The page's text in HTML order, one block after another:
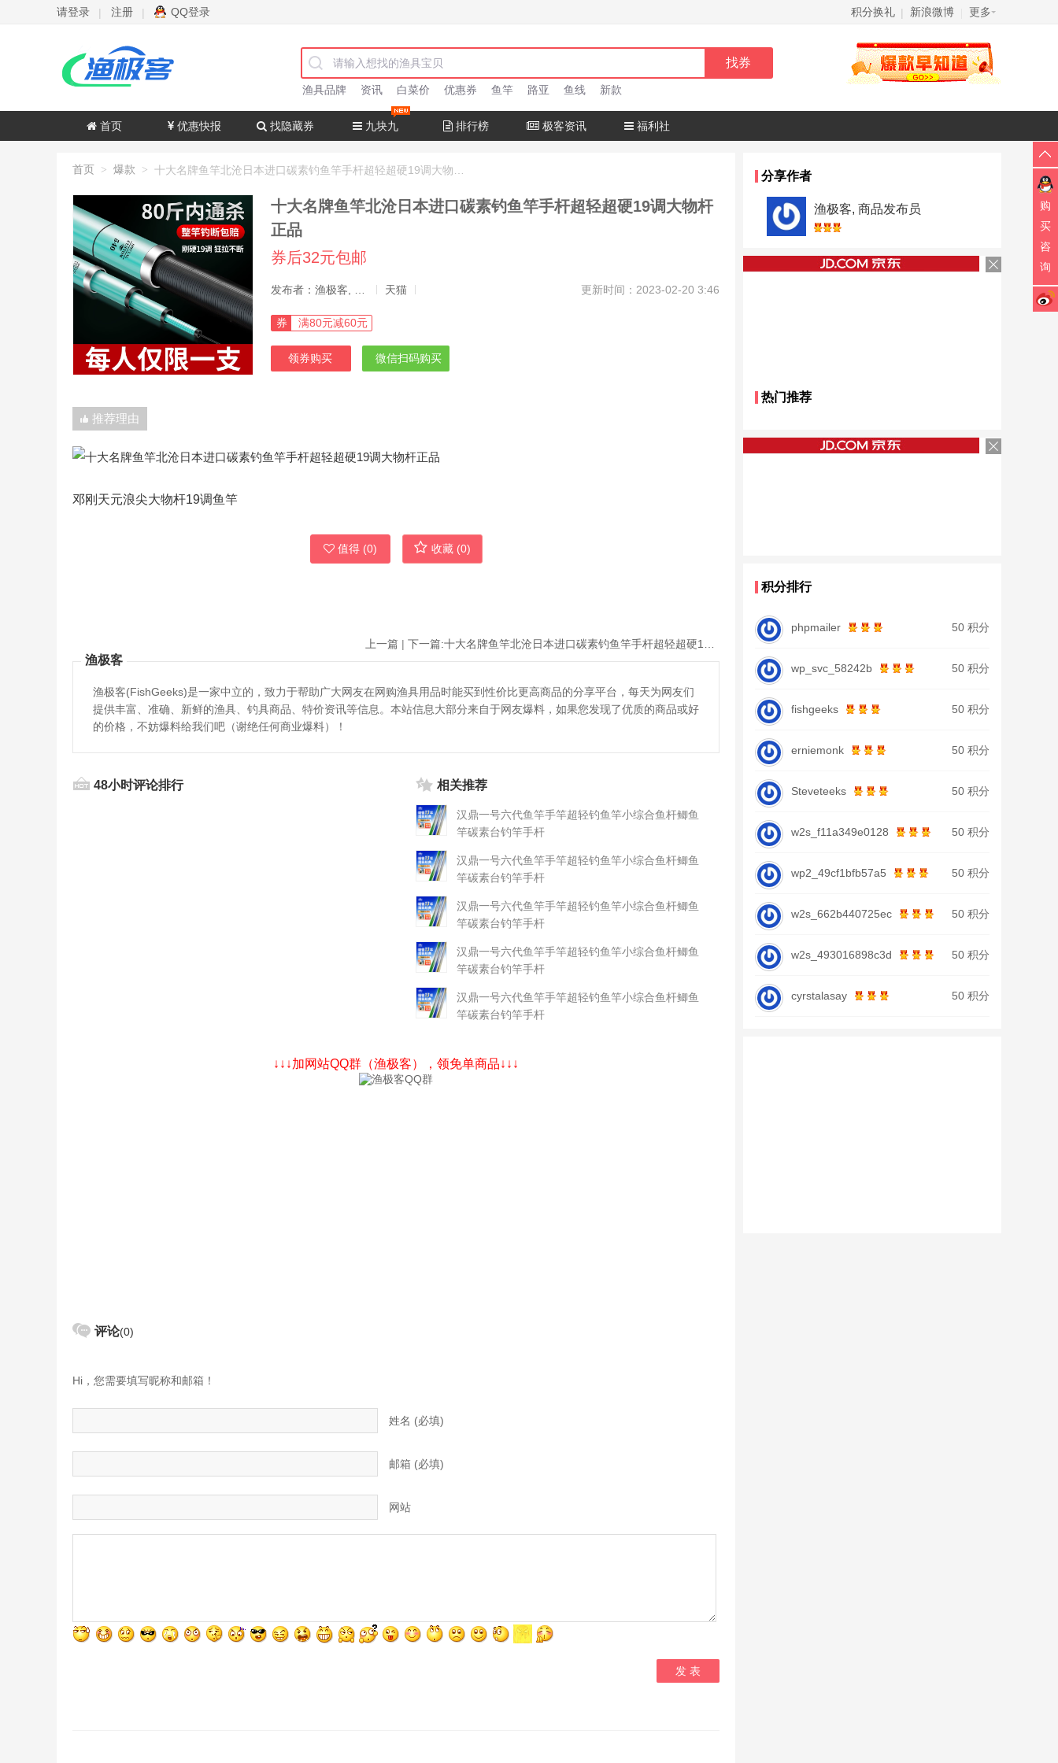
请登录 | 注册 | QQ登录 积分换礼 | 新浪微博 更多
渔具品牌 资讯 白菜价 优惠券 鱼竿 路亚 鱼线 新款
首页 优惠快报 找隐藏券 九块九 排行榜 极客资讯 福利社
首页 > 爆款 >
十大名牌鱼竿北沧日本进口碳素钓鱼竿手杆超轻超硬19调大物杆
正品
券后32元包邮
天猫 更新时间：2023-02-20 3:46
券 满80元减60元
领券购买 微信扫码购买
推荐理由
邓刚天元浪尖大物杆19调鱼竿
值得 (0) 收藏 (0)
上一篇 | 下一篇:
渔极客
渔极客(FishGeeks)是一家中立的，致力于帮助广大网友在网购渔具用品时能买到性价比更高商品的分享平台，每天为网友们
提供丰富、准确、新鲜的渔具、钓具商品、特价资讯等信息。本站信息大部分来自于网友爆料，如果您发现了优质的商品或好
的价格，不妨爆料给我们吧（谢绝任何商业爆料）！
48小时评论排行 相关推荐
汉鼎一号六代鱼竿手竿超轻钓鱼竿小综合鱼杆鲫鱼
竿碳素台钓竿手杆
汉鼎一号六代鱼竿手竿超轻钓鱼竿小综合鱼杆鲫鱼
竿碳素台钓竿手杆
汉鼎一号六代鱼竿手竿超轻钓鱼竿小综合鱼杆鲫鱼
竿碳素台钓竿手杆
汉鼎一号六代鱼竿手竿超轻钓鱼竿小综合鱼杆鲫鱼
竿碳素台钓竿手杆
汉鼎一号六代鱼竿手竿超轻钓鱼竿小综合鱼杆鲫鱼
竿碳素台钓竿手杆
↓↓↓加网站QQ群（渔极客），领免单商品↓↓↓
评论(0)
Hi，您需要填写昵称和邮箱！
姓名 (必填)
邮箱 (必填)
网站
分享作者
渔极客, 商品发布员
热门推荐
积分排行
phpmailer 50 积分
wp_svc_58242b 50 积分
fishgeeks 50 积分
erniemonk 50 积分
Steveteeks 50 积分
w2s_f11a349e0128 50 积分
wp2_49cf1bfb57a5 50 积分
w2s_662b440725ec 50 积分
w2s_493016898c3d 50 积分
cyrstalasay 50 积分
购
买
咨
询